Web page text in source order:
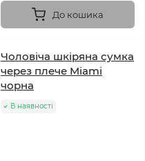
До кошика
Чоловіча шкіряна сумка
через плече Miami
чорна
В наявності